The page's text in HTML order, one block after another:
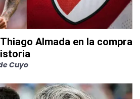
Almada en la compra
Cuyo